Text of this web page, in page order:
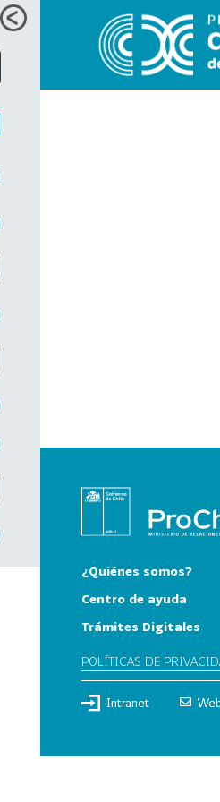
¿Quiénes somos?
Centro de ayuda
Trámites Digitales
POLÍTICAS DE
Intranet